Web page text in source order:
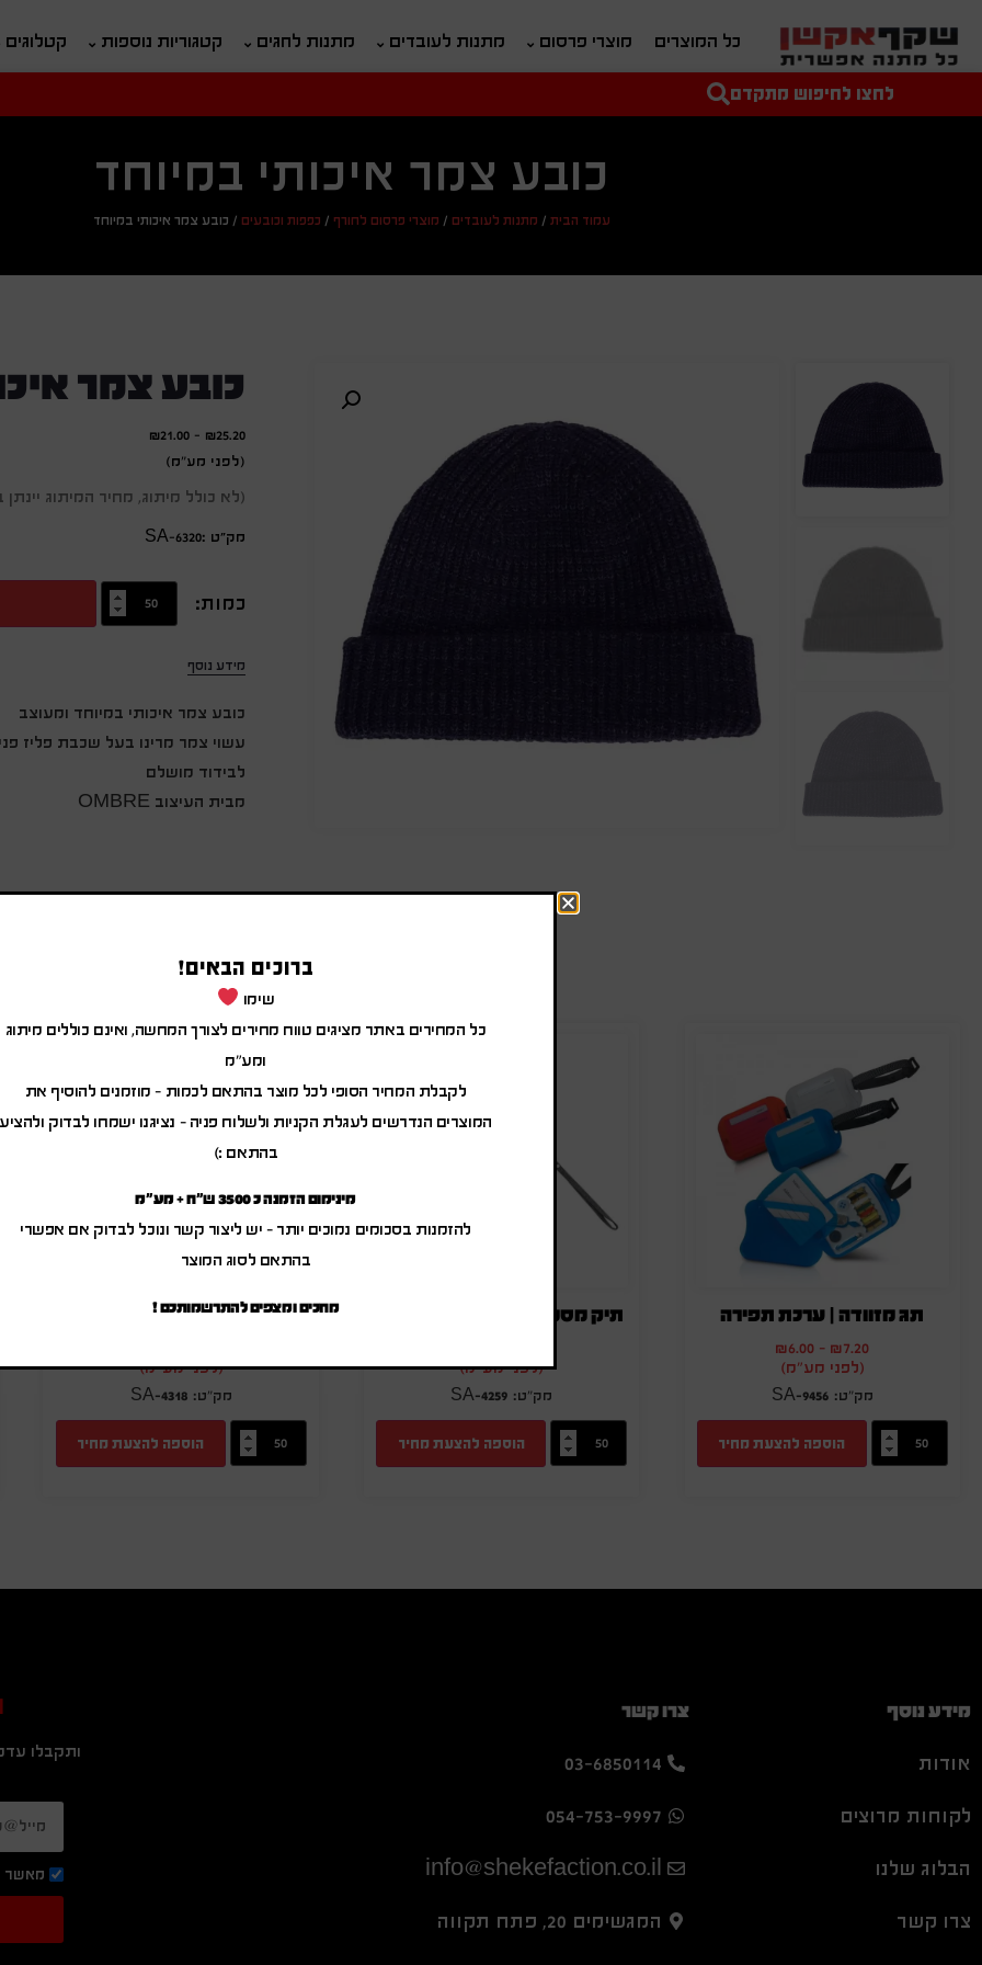
כל המוצרים מוצרי פרסום מתנות לעובדים מתנות לחגים קטגוריות נוספות קטלוגים
טקסט חופשי לחיפוש מחיר מיני'לחצו לחיפוש מתקדם
כובע צמר איכותי במיוחד
עמוד הבית / מתנות לעובדים / מוצרי פרסום לחורף / כפפות וכובעים / כובע צמר איכותי במיוחד
כובע צמר
₪25.20
-
₪21.00
(לפני מע"מ)
(לא כולל מיתוג, מחיר המיתוג
מק״ט :SA-6320
כמות:
מידע נוסף
כובע צמר איכותי במיוחד ומעוצב
עשוי צמר מרינו בעל שכבת פליז
לבידוד מושלם
מבית העיצוב OMBRE
מוצרים משודרגים
תג מזוודה | ערכת תפירה
₪7.20
-
₪6.00
(לפני מע"מ)
SA-9456
הוספה להצעת מחיר
תיק מסמכים לנסיעות עם לוגו
(לפני מע"מ)
SA-4259
הוספה להצעת מחיר
תיק מסמכים ממותג לנסיעות
(לפני מע"מ)
SA-4318
הוספה להצעת מחיר
מידע נוסף
אודות
לקוחות מרוצים
הבלוג שלנו
צרו קשר
צרו קשר
03-6850114
054-753-9997
info@shekefaction.co.il
המגשימים 20, פתח תקווה
ותקבלו
מאשר
ברוכים הבאים!
שימו
כל המחירים באתר מציגים טווח מחירים לצורך המחשה, ואינם כוללים מיתוג
ומע"מ
לקבלת המחיר הסופי לכל מוצר בהתאם לכמות – מוזמנים להוסיף את
המוצרים הנדרשים לעגלת הקניות ולשלוח פניה – נציגנו ישמחו לבדוק ולהציע
בהתאם :)
מינימום הזמנה כ 3500 ש"ח + מע"מ
להזמנות בסכומים נמוכים יותר – יש ליצור קשר ונוכל לבדוק אם אפשרי
בהתאם לסוג המוצר
מחכים ומצפים להתרשמותכם !